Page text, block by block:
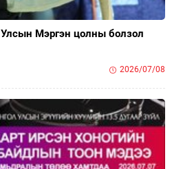
Мэргэн цолны болзол
2026/07/08